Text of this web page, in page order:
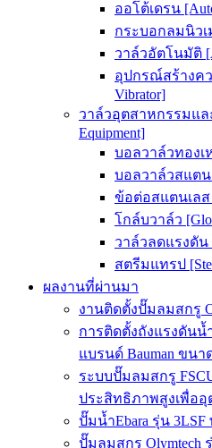
ออโต้เดรน
กระบอกลมนิวเ
วาล์วอัตโนมัติ
อุปกรณ์สร้างคว
Vibrator]
วาล์วอุตสาหกรรมแล
Equipment]
บอลวาล์วทองเ
บอลวาล์วสแตน
ข้อต่อสแตนเลส
โกล์บวาล์ว
วาล์วลดแรงดัน
สตรีมแทรป
ผลงานที่ผ่านมา
งานติดตั้งปั๊มลมสกรู
การติดตั้งถังแรงดันน้ำ
แบรนด์ Bauman ขนา
ระบบปั๊มลมสกรู
ประสิทธิภาพสูงเพื่อ
ปั๊มน้ำEbara รุ่น
ปั๊มลมสกรู Olymtech